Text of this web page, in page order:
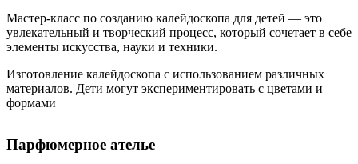
Мастер-класс по созданию калейдоскопа для детей — это
увлекательный и творческий процесс, который сочетает в себе
элементы искусства, науки и техники.
Изготовление калейдоскопа с использованием различных
материалов. Дети могут экспериментировать с цветами и
формами
Парфюмерное ателье